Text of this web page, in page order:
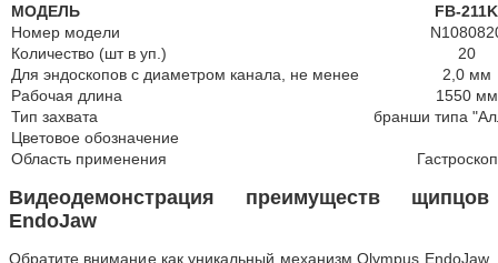
МОДЕЛЬ
FB-211K
Номер модели
Количество (шт в уп.)
20
Для эндоскопов с диаметром канала, не менее
2,0 мм
Рабочая длина
1550 мм
Тип захвата
бранши типа
Цветовое обозначение
Область применения
Видеодемонстрация преимуществ щипцов
EndoJaw
Обратите внимание как уникальный механизм Olympus EndoJaw